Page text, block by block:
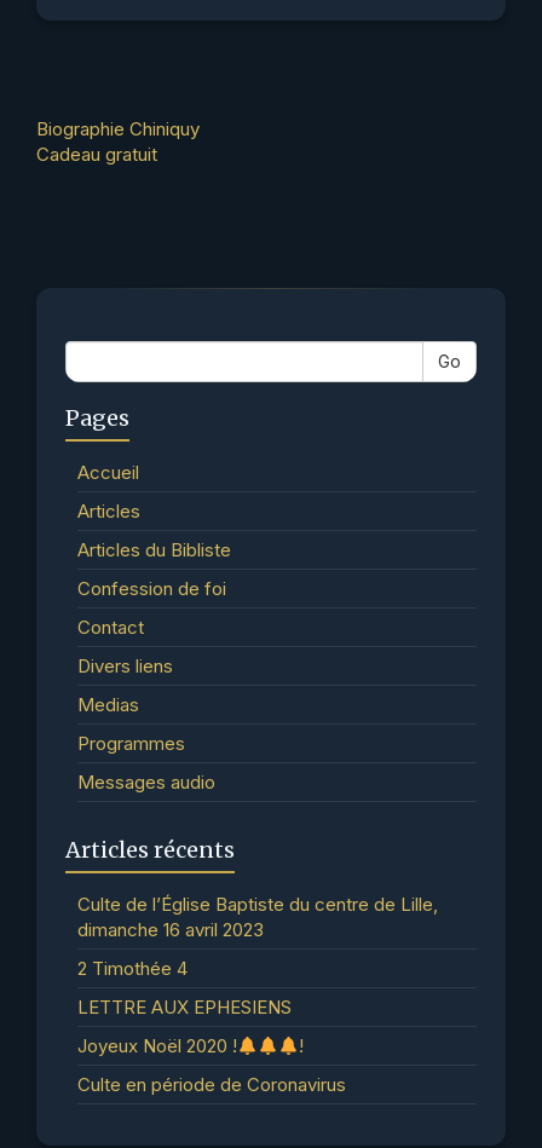
Other
Articles
Biographie Chiniquy
Cadeau gratuit
Go
Pages
Accueil
Articles
Articles du Bibliste
Confession de foi
Contact
Divers liens
Medias
Programmes
Messages audio
Articles récents
Culte de l’Église Baptiste du centre de Lille,
dimanche 16 avril 2023
2 Timothée 4
LETTRE AUX EPHESIENS
Joyeux Noël 2020 !
!
Culte en période de Coronavirus